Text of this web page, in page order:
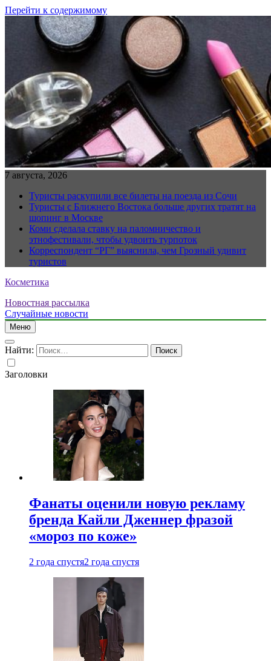
Перейти к содержимому
7 августа, 2026
Туристы раскупили все билеты на поезда из Сочи
Туристы с Ближнего Востока больше других тратят на
шопинг в Москве
Коми сделала ставку на паломничество и
этнофестивали, чтобы удвоить турпоток
Корреспондент “РГ” выяснила, чем Грозный удивит
туристов
Косметика
Новостная рассылка
Случайные новости
Меню
Найти:
Заголовки
Фанаты оценили новую рекламу
бренда Кайли Дженнер фразой
«мороз по коже»
2 года спустя2 года спустя